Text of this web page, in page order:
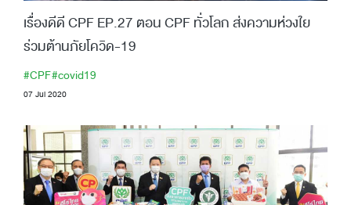
เรื่องดีดี CPF EP.27 ตอน CPF ทั่วโลก ส่งความห่วงใย
ร่วมต้านภัยโควิด-19
#CPF#covid19
07 Jul 2020